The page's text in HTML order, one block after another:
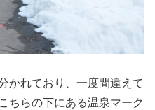
かれており、一度間違えて
ちらの下にある温泉マーク